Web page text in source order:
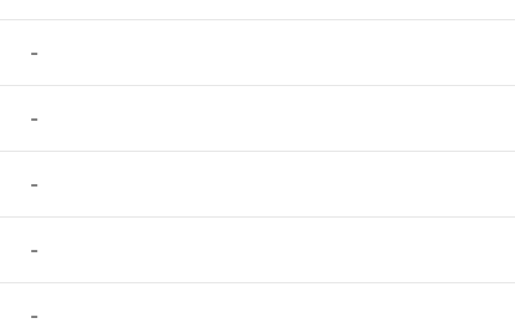
-
-
-
-
-